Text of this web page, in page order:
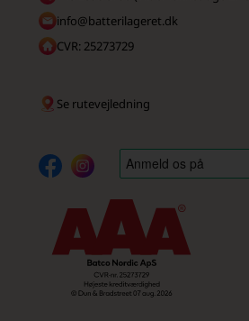
info@batterilageret.dk
CVR: 25273729
Se rutevejledning